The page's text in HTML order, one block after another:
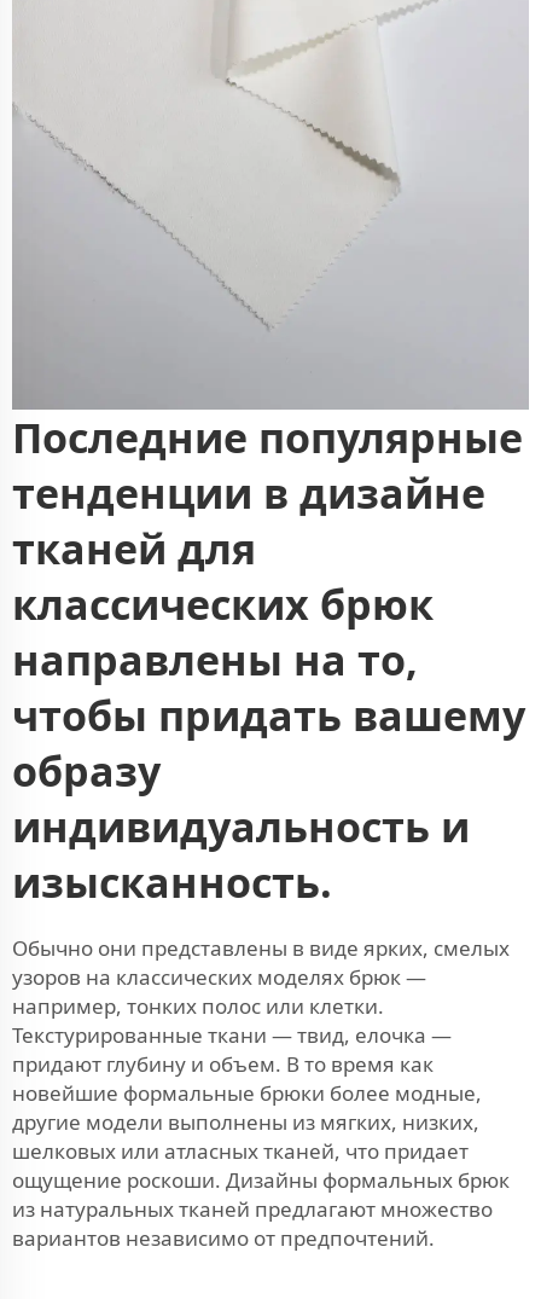
Последние популярные
тенденции в дизайне
тканей для
классических брюк
направлены на то,
чтобы придать вашему
образу
индивидуальность и
изысканность.
Обычно они представлены в виде ярких, смелых
узоров на классических моделях брюк —
например, тонких полос или клетки.
Текстурированные ткани — твид, елочка —
придают глубину и объем. В то время как
новейшие формальные брюки более модные,
другие модели выполнены из мягких, низких,
шелковых или атласных тканей, что придает
ощущение роскоши. Дизайны формальных брюк
из натуральных тканей предлагают множество
вариантов независимо от предпочтений.